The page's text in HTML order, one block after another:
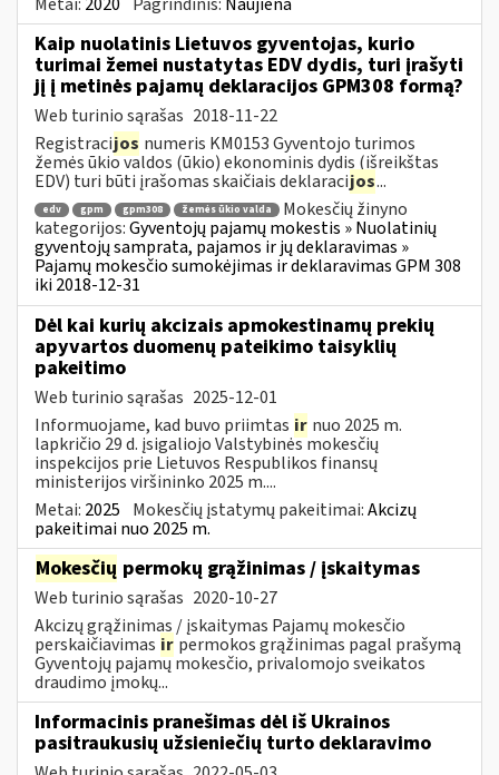
Kaip nuolatinis Lietuvos gyventojas, kurio
turimai žemei nustatytas EDV dydis, turi įrašyti
jį į metinės pajamų deklaracijos GPM308 formą?
Web turinio sąrašas 2018-11-22
Registracijos numeris KM0153 Gyventojo turimos
žemės ūkio valdos (ūkio) ekonominis dydis (išreikštas
EDV) turi būti įrašomas skaičiais deklaracijos...
edv gpm gpm308 žemės ūkio valda
Mokesčių žinyno
kategorijos:Gyventojų pajamų mokestis » Nuolatinių
gyventojų samprata, pajamos ir jų deklaravimas »
Pajamų mokesčio sumokėjimas ir deklaravimas GPM 308
iki 2018-12-31
Dėl kai kurių akcizais apmokestinamų prekių
apyvartos duomenų pateikimo taisyklių
pakeitimo
Web turinio sąrašas 2025-12-01
Informuojame, kad buvo priimtas ir nuo 2025 m.
lapkričio 29 d. įsigaliojo Valstybinės mokesčių
inspekcijos prie Lietuvos Respublikos finansų
ministerijos viršininko 2025 m....
Metai: 2025 Mokesčių įstatymų pakeitimai:Akcizų
pakeitimai nuo 2025 m.
Mokesčių permokų grąžinimas / įskaitymas
Web turinio sąrašas 2020-10-27
Akcizų grąžinimas / įskaitymas Pajamų mokesčio
perskaičiavimas ir permokos grąžinimas pagal prašymą
Gyventojų pajamų mokesčio, privalomojo sveikatos
draudimo įmokų...
Informacinis pranešimas dėl iš Ukrainos
pasitraukusių užsieniečių turto deklaravimo